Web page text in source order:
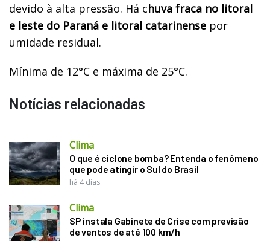
devido à alta pressão. Há chuva fraca no litoral
e leste do Paraná e litoral catarinense por
umidade residual.
Mínima de 12°C e máxima de 25°C.
Notícias relacionadas
Clima
O que é ciclone bomba? Entenda o fenômeno
que pode atingir o Sul do Brasil
há 4 dias
Clima
SP instala Gabinete de Crise com previsão
de ventos de até 100 km/h